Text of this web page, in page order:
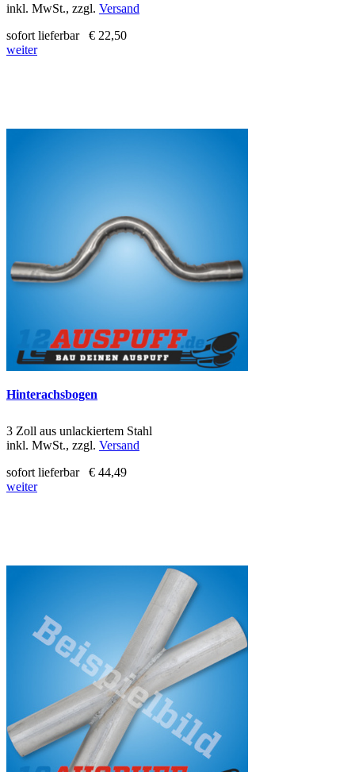
inkl. MwSt., zzgl. Versand
sofort lieferbar
€ 22,50
weiter
Hinterachsbogen
3 Zoll aus unlackiertem Stahl
inkl. MwSt., zzgl. Versand
sofort lieferbar
€ 44,49
weiter